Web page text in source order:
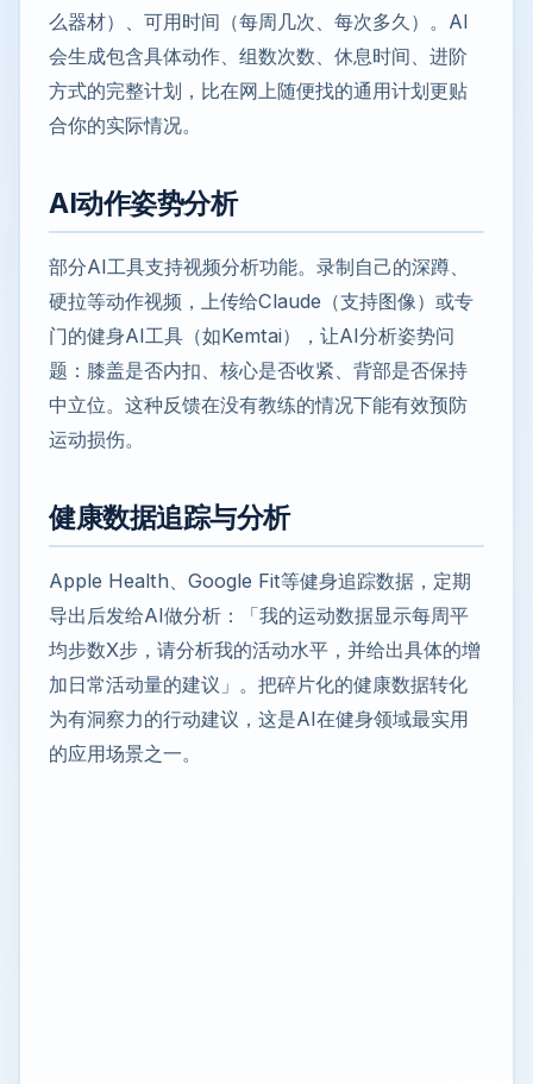
么器材）、可用时间（每周几次、每次多久）。AI
会生成包含具体动作、组数次数、休息时间、进阶
方式的完整计划，比在网上随便找的通用计划更贴
合你的实际情况。
AI动作姿势分析
部分AI工具支持视频分析功能。录制自己的深蹲、
硬拉等动作视频，上传给Claude（支持图像）或专
门的健身AI工具（如Kemtai），让AI分析姿势问
题：膝盖是否内扣、核心是否收紧、背部是否保持
中立位。这种反馈在没有教练的情况下能有效预防
运动损伤。
健康数据追踪与分析
Apple Health、Google Fit等健身追踪数据，定期
导出后发给AI做分析：「我的运动数据显示每周平
均步数X步，请分析我的活动水平，并给出具体的增
加日常活动量的建议」。把碎片化的健康数据转化
为有洞察力的行动建议，这是AI在健身领域最实用
的应用场景之一。